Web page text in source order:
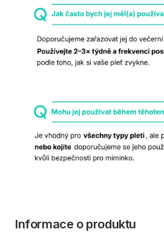
Informace o produktu